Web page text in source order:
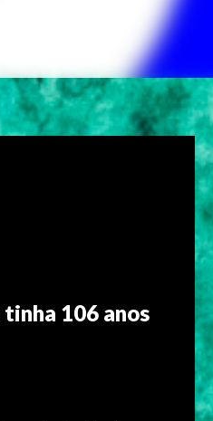
106 anos